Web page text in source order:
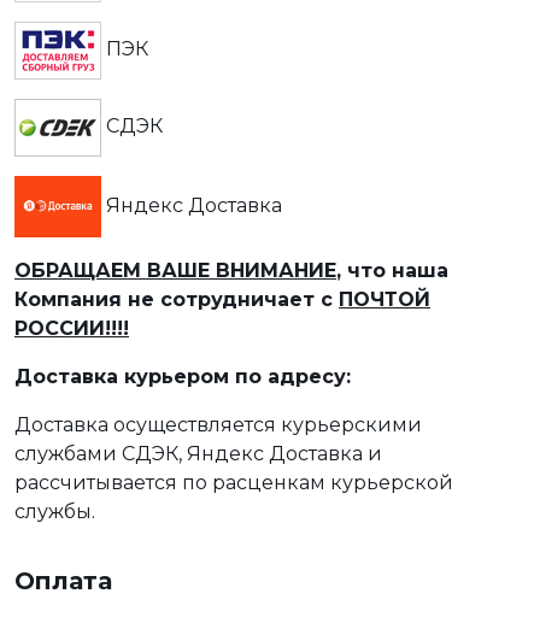
ПЭК
СДЭК
Яндекс Доставка
ОБРАЩАЕМ ВАШЕ ВНИМАНИЕ, что наша
Компания не сотрудничает с ПОЧТОЙ
РОССИИ!!!!
Доставка курьером по адресу:
Доставка осуществляется курьерскими
службами СДЭК, Яндекс Доставка и
рассчитывается по расценкам курьерской
службы.
Оплата